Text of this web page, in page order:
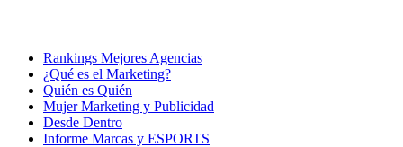
Rankings Mejores Agencias
¿Qué es el Marketing?
Quién es Quién
Mujer Marketing y Publicidad
Desde Dentro
Informe Marcas y ESPORTS